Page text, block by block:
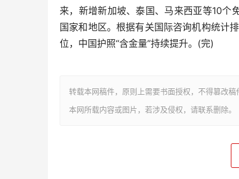
来，新增新加坡、泰国、马来西亚等10个
国家和地区。根据有关国际咨询机构统计
位，中国护照“含金量”持续提升。(完)
转载本网稿件，原则上需要书面授权，不得篡改
本网所载内容或图片，若涉及侵权，请联系删除。